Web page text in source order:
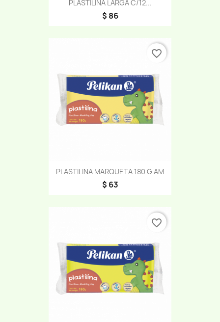
PLASTILINA LARGA C/12...
$ 86
PLASTILINA MARQUETA 180 G AM
$ 63
favorite_border
favorite_border